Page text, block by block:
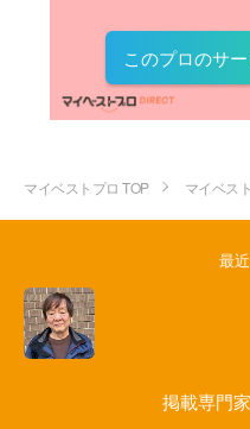
このプロのサ
マイベストプロ TOP マイベス
最
掲載専門